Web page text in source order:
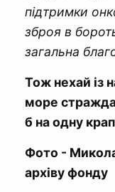
підтримки
зброя в
загальна
Тож нехай із
море
б на одну
Фото -
архіву фонду